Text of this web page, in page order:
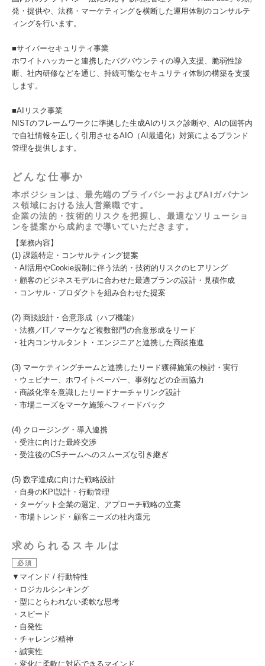
発・提供や、法務・マーケティングを横断した運用体制のコンサルテ
ィングを行います。
■サイバーセキュリティ事業
ホワイトハッカーと連携したバグバウンティの導入支援、脆弱性診
断、社内研修などを通じ、持続可能なセキュリティ体制の構築を支援
します。
■AIリスク事業
NISTのフレームワークに準拠した生成AIのリスク診断や、AIの回答内
で自社情報を正しく引用させるAIO（AI最適化）対策によるブランド
管理を提供します。
どんな仕事か
本ポジションは、最先端のプライバシーおよびAIガバナン
ス領域における法人営業職です。
企業の法的・技術的リスクを把握し、最適なソリューショ
ンを提案から成約まで導いていただきます。
【業務内容】
(1) 課題特定・コンサルティング提案
・AI活用やCookie規制に伴う法的・技術的リスクのヒアリング
・顧客のビジネスモデルに合わせた最適プランの設計・見積作成
・コンサル・プロダクトを組み合わせた提案
(2) 商談設計・合意形成（ハブ機能）
・法務／IT／マーケなど複数部門の合意形成をリード
・社内コンサルタント・エンジニアと連携した商談推進
(3) マーケティングチームと連携したリード獲得施策の検討・実行
・ウェビナー、ホワイトペーパー、事例などの企画協力
・商談化率を意識したリードナーチャリング設計
・市場ニーズをマーケ施策へフィードバック
(4) クロージング・導入連携
・受注に向けた最終交渉
・受注後のCSチームへのスムーズな引き継ぎ
(5) 数字達成に向けた戦略設計
・自身のKPI設計・行動管理
・ターゲット企業の選定、アプローチ戦略の立案
・市場トレンド・顧客ニーズの社内還元
求められるスキルは
必須
▼マインド / 行動特性
・ロジカルシンキング
・型にとらわれない柔軟な思考
・スピード
・自発性
・チャレンジ精神
・誠実性
・変化に柔軟に対応できるマインド